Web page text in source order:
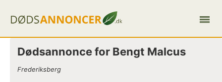
Dødsannonce for Bengt Malcus
Frederiksberg